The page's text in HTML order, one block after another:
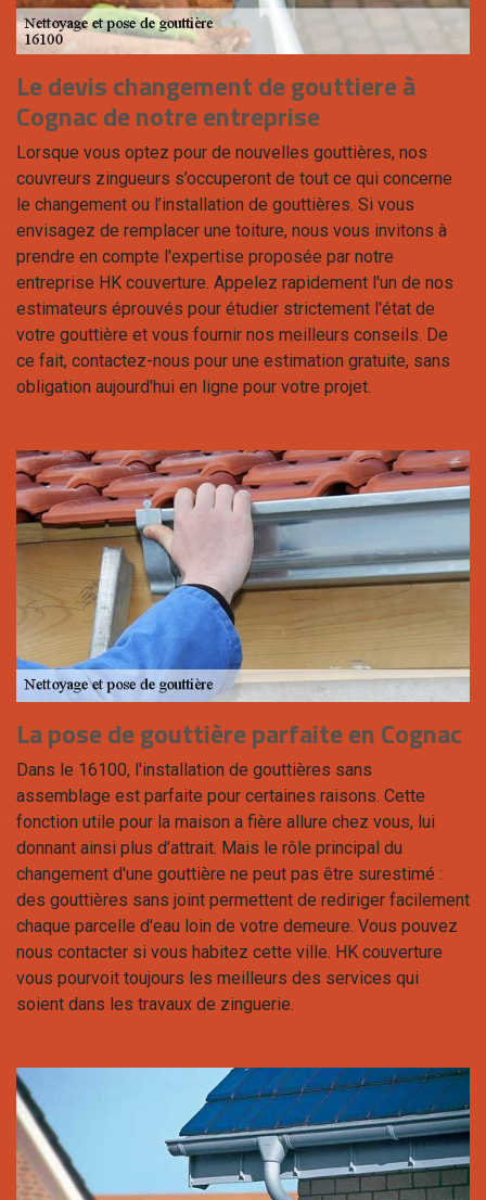
Le devis changement de gouttiere à
Cognac de notre entreprise
Lorsque vous optez pour de nouvelles gouttières, nos
couvreurs zingueurs s’occuperont de tout ce qui concerne
le changement ou l’installation de gouttières. Si vous
envisagez de remplacer une toiture, nous vous invitons à
prendre en compte l'expertise proposée par notre
entreprise HK couverture. Appelez rapidement l'un de nos
estimateurs éprouvés pour étudier strictement l'état de
votre gouttière et vous fournir nos meilleurs conseils. De
ce fait, contactez-nous pour une estimation gratuite, sans
obligation aujourd'hui en ligne pour votre projet.
La pose de gouttière parfaite en Cognac
Dans le 16100, l'installation de gouttières sans
assemblage est parfaite pour certaines raisons. Cette
fonction utile pour la maison a fière allure chez vous, lui
donnant ainsi plus d’attrait. Mais le rôle principal du
changement d'une gouttière ne peut pas être surestimé :
des gouttières sans joint permettent de rediriger facilement
chaque parcelle d'eau loin de votre demeure. Vous pouvez
nous contacter si vous habitez cette ville. HK couverture
vous pourvoit toujours les meilleurs des services qui
soient dans les travaux de zinguerie.